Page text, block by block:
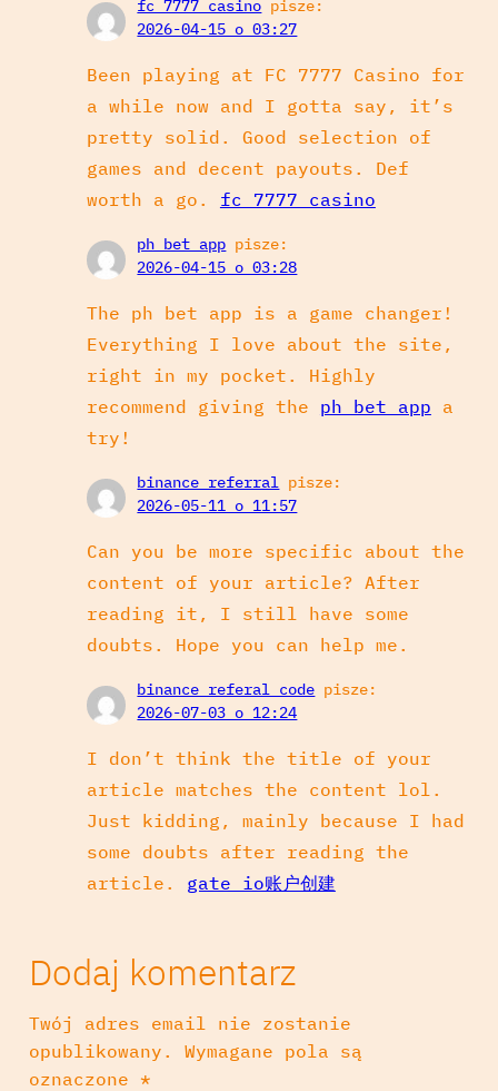
fc 7777 casino pisze:
2026-04-15 o 03:27
Been playing at FC 7777 Casino for
a while now and I gotta say, it’s
pretty solid. Good selection of
games and decent payouts. Def
worth a go. fc 7777 casino
ph bet app pisze:
2026-04-15 o 03:28
The ph bet app is a game changer!
Everything I love about the site,
right in my pocket. Highly
recommend giving the ph bet app a
try!
binance referral pisze:
2026-05-11 o 11:57
Can you be more specific about the
content of your article? After
reading it, I still have some
doubts. Hope you can help me.
binance referal code pisze:
2026-07-03 o 12:24
I don’t think the title of your
article matches the content lol.
Just kidding, mainly because I had
some doubts after reading the
article. gate io账户创建
Dodaj komentarz
Twój adres email nie zostanie
opublikowany.
Wymagane pola są
oznaczone *